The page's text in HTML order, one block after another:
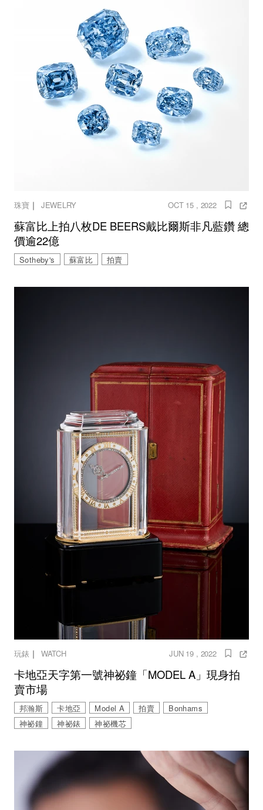
珠寶｜ JEWELRY OCT 15 , 2022
蘇富比上拍八枚DE BEERS戴比爾斯非凡藍鑽 總
價逾22億
Sotheby's 蘇富比 拍賣
玩錶 ｜ WATCH JUN 19 , 2022
卡地亞天字第一號神祕鐘「MODEL A」現身拍
賣市場
邦瀚斯 卡地亞 Model A 拍賣
Bonhams
神祕鐘
神祕錶 神祕機芯